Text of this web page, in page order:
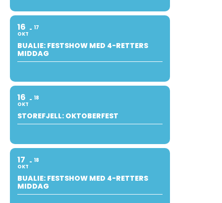
16
OKT
17
BUALIE: FESTSHOW MED 4-RETTERS
MIDDAG
16
OKT
18
STOREFJELL: OKTOBERFEST
17
OKT
18
BUALIE: FESTSHOW MED 4-RETTERS
MIDDAG